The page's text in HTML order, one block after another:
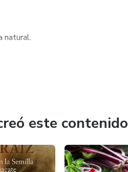
natural.
vocabulario útil y cultura real.
este contenido